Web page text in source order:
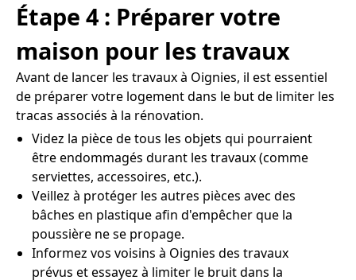
Étape 4 : Préparer votre
maison pour les travaux
Avant de lancer les travaux à Oignies, il est essentiel
de préparer votre logement dans le but de limiter les
tracas associés à la rénovation.
Videz la pièce de tous les objets qui pourraient
être endommagés durant les travaux (comme
serviettes, accessoires, etc.).
Veillez à protéger les autres pièces avec des
bâches en plastique afin d'empêcher que la
poussière ne se propage.
Informez vos voisins à Oignies des travaux
prévus et essayez à limiter le bruit dans la